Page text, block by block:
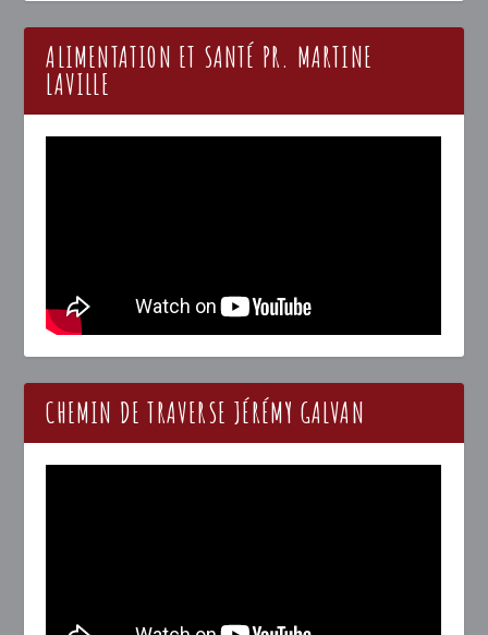
ALIMENTATION ET SANTÉ PR. MARTINE
LAVILLE
CHEMIN DE TRAVERSE JÉRÉMY GALVAN